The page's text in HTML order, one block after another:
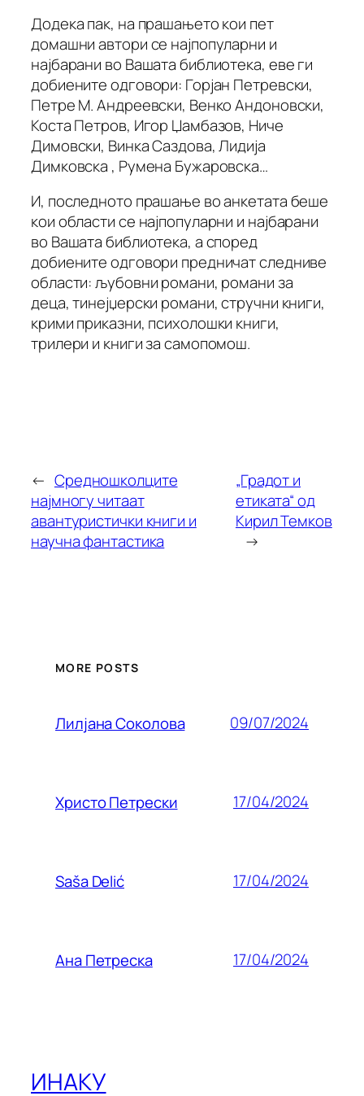
Додека пак, на прашањето кои пет
домашни автори се најпопуларни и
најбарани во Вашата библиотека, еве ги
добиените одговори: Горјан Петревски,
Петре М. Андреевски, Венко Андоновски,
Коста Петров, Игор Џамбазов, Ниче
Димовски, Винка Саздова, Лидија
Димковска , Румена Бужаровска…
И, последното прашање во анкетата беше
кои области се најпопуларни и најбарани
во Вашата библиотека, а според
добиените одговори предничат следниве
области: љубовни романи, романи за
деца, тинејџерски романи, стручни книги,
крими приказни, психолошки книги,
трилери и книги за самопомош.
← Средношколците
најмногу читаат
авантуристички книги и
научна фантастика
„Градот и
етиката“ од
Кирил Темков
→
MORE POSTS
Лилjана Соколова 09/07/2024
Христо Петрески 17/04/2024
Saša Delić 17/04/2024
Ана Петреска 17/04/2024
ИНАКУ